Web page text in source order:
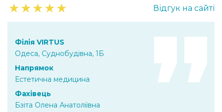
★★★★★ Відгук на сайті
Філія VIRTUS
Одеса, Суднобудівна, 1Б
Напрямок
Естетична медицина
Фахівець
Бзіта Олена Анатоліївна